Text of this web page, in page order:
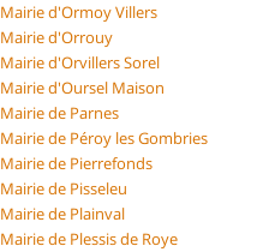
Mairie d'Ormoy Villers
Mairie d'Orrouy
Mairie d'Orvillers Sorel
Mairie d'Oursel Maison
Mairie de Parnes
Mairie de Péroy les Gombries
Mairie de Pierrefonds
Mairie de Pisseleu
Mairie de Plainval
Mairie de Plessis de Roye